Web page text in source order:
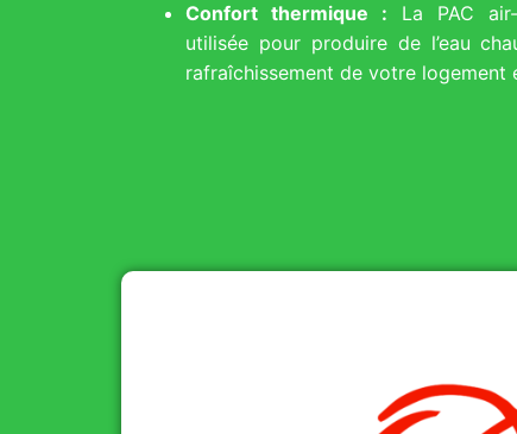
Confort thermique : La PAC
utilisée pour produire de l’eau
rafraîchissement de votre logement